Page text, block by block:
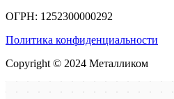
ОГРН: 1252300000292
Политика конфиденциальности
Copyright © 2024 Металликом